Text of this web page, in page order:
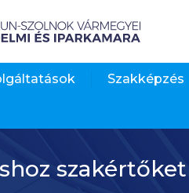
Szakképzés